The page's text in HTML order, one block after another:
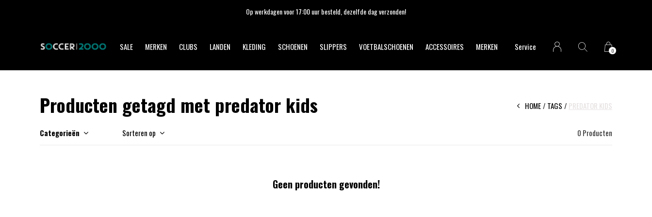
SALE MERKEN CLUBS LANDEN KLEDING SCHOENEN SLIPPERS VOETBALSCHOENEN ACCESSOIRES MERKEN Service 0
Op werkdagen voor 17:00 uur besteld, dezelfde dag verzonden!
Producten getagd met predator kids HOME TAGS PREDATOR KIDS
Categorieën Sorteren op 0 Producten
Geen producten gevonden!